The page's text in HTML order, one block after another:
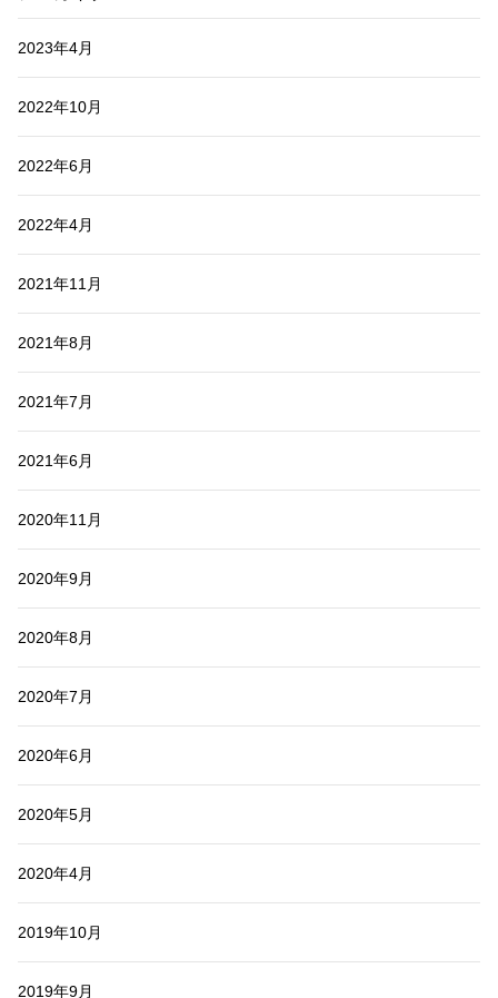
2023年4月
2022年10月
2022年6月
2022年4月
2021年11月
2021年8月
2021年7月
2021年6月
2020年11月
2020年9月
2020年8月
2020年7月
2020年6月
2020年5月
2020年4月
2019年10月
2019年9月